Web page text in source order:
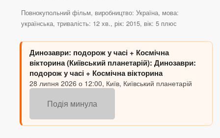
Повнокупольний фільм, виробництво: Україна, мова:
українська, тривалість: 12 хв., рік: 2015, вік: 5 плюс
Динозаври: подорож у часі + Космічна
вікторина (Київський планетарій): Динозаври:
подорож у часі + Космічна вікторина
28 липня 2026 о 12:00, Київ, Київський планетарій
Подія минула